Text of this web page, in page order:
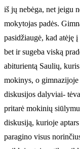
iš jų nebėga, net jeigu
mokytojas padės.
pasidžiaugė, kad atėję
bet ir sugeba viską
abiturientą Saulių,
mokinys, o gimnazijoje
diskusijos dalyviai-
pritarė mokinių
diskusiją, kurioje
paragino visus